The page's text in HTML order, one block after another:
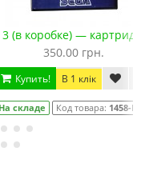
для Сега Мега
1458-BOX